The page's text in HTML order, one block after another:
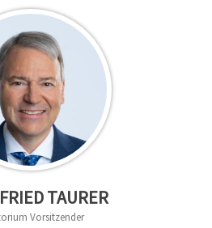
TAURER
Vorsitzender